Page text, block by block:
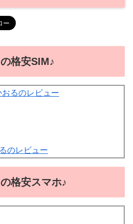
格安SIM♪
おるのレビュー
のレビュー
格安スマホ♪